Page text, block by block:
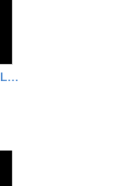
CDD Infografia_ESTELA COLLADO